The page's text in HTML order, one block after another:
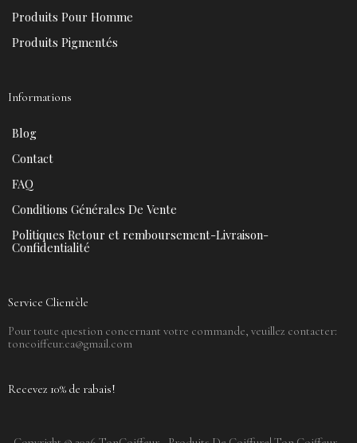
Produits Pour Homme
Produits Pigmentés
Informations
Blog
Contact
FAQ
Conditions Générales De Vente
Politiques Retour et remboursement-Livraison-
Confidentialité
Service Clientèle
Pour toute question concernant votre commande, veuillez contacter:
toncoiffeur.ca@gmail.com
Recevez 10% de rabais!